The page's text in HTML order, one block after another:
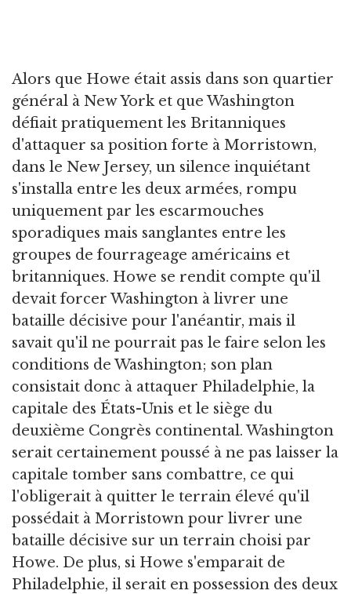
Alors que Howe était assis dans son quartier
général à New York et que Washington
défiait pratiquement les Britanniques
d'attaquer sa position forte à Morristown,
dans le New Jersey, un silence inquiétant
s'installa entre les deux armées, rompu
uniquement par les escarmouches
sporadiques mais sanglantes entre les
groupes de fourrageage américains et
britanniques. Howe se rendit compte qu'il
devait forcer Washington à livrer une
bataille décisive pour l'anéantir, mais il
savait qu'il ne pourrait pas le faire selon les
conditions de Washington; son plan
consistait donc à attaquer Philadelphie, la
capitale des États-Unis et le siège du
deuxième Congrès continental. Washington
serait certainement poussé à ne pas laisser la
capitale tomber sans combattre, ce qui
l'obligerait à quitter le terrain élevé qu'il
possédait à Morristown pour livrer une
bataille décisive sur un terrain choisi par
Howe. De plus, si Howe s'emparait de
Philadelphie, il serait en possession des deux